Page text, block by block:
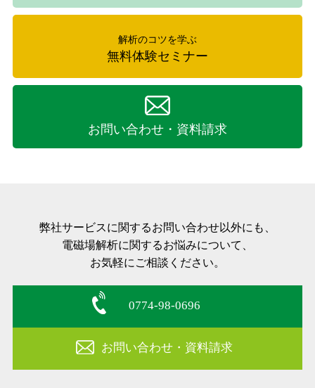
った発熱から、温度分布を求めるような連成解析が簡単
■ ICCG 法を使っていますので計算が速く、パソコンで
の解析が可能です。
■ 有限要素法を使っているので解が安定し、初心者でも
安心して使えます。
この期間中には質問対応及び最新のソフトウェアが入手
でき、安心してご使用いただけるよう、経験豊富な弊社
スタッフがサポート致します。
次年度以降は任意で保守契約を結んで頂くことより、こ
れらの保守サービスをご継続頂けます。
の操作として行えます。
■ 他のPHOTOシリーズモジュールと一体化しているの
で、たとえば、電磁場解析（電磁界解析）によって求ま
った発熱から、温度分布を求めるような連成解析が簡単
■ ICCG 法を使っていますので計算が速く、パソコンで
の解析が可能です。
■ 電場解析（電界解析）と電流分布解析を同時に行うこ
とが出来ます。
ご購入後１年間は無償保証期間です。
この期間中には質問対応及び最新のソフトウェアが入手
■ 真空中のメッシュがいりません。
■ 境界での電位又はフラックスを与えることにより、電
場分布（電界分布）、電荷分布の計算をおこないます。
■ 電場と電場勾配の関係を与える第3種境界条件を与え
ることが出来ます。
■ 解析結果は自動的にファイルに記録されますので、任
意の空間点の電場（電界）を行列計算すること無しに何
解析のコツを学ぶ
無料体験セミナー
お問い合わせ・資料請求
弊社サービスに関するお問い合わせ以外にも、
電磁場解析に関するお悩みについて、
お気軽にご相談ください。
0774-98-0696
お問い合わせ・資料請求